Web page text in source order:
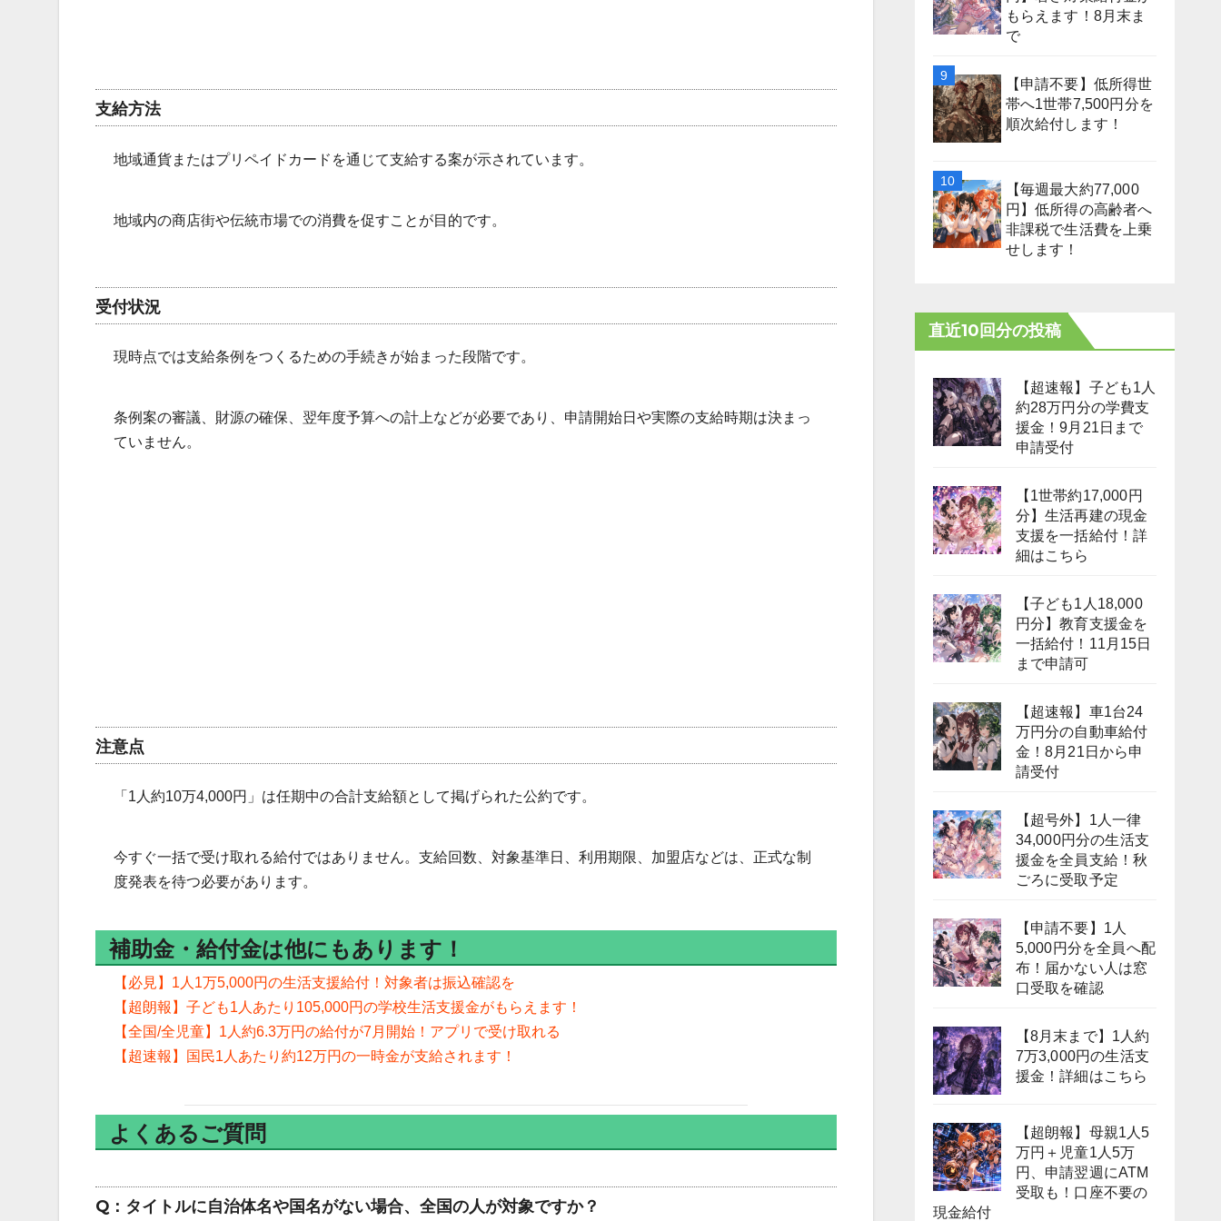
支給方法
地域通貨またはプリペイドカードを通じて支給する案が示されています。
地域内の商店街や伝統市場での消費を促すことが目的です。
受付状況
現時点では支給条例をつくるための手続きが始まった段階です。
条例案の審議、財源の確保、翌年度予算への計上などが必要であり、申請開始日や実際の支給時期は決まっ
ていません。
注意点
「1人約10万4,000円」は任期中の合計支給額として掲げられた公約です。
今すぐ一括で受け取れる給付ではありません。支給回数、対象基準日、利用期限、加盟店などは、正式な制
度発表を待つ必要があります。
補助金・給付金は他にもあります！
【必見】1人1万5,000円の生活支援給付！対象者は振込確認を
【超朗報】子ども1人あたり105,000円の学校生活支援金がもらえます！
【全国/全児童】1人約6.3万円の給付が7月開始！アプリで受け取れる
【超速報】国民1人あたり約12万円の一時金が支給されます！
よくあるご質問
Q：タイトルに自治体名や国名がない場合、全国の人が対象ですか？
もらえます！8月末ま
で
【申請不要】低所得世
帯へ1世帯7,500円分を
順次給付します！
【毎週最大約77,000
円】低所得の高齢者へ
非課税で生活費を上乗
せします！
直近10回分の投稿
【超速報】子ども1人
約28万円分の学費支
援金！9月21日まで
申請受付
【1世帯約17,000円
分】生活再建の現金
支援を一括給付！詳
細はこちら
【子ども1人18,000
円分】教育支援金を
一括給付！11月15日
まで申請可
【超速報】車1台24
万円分の自動車給付
金！8月21日から申
請受付
【超号外】1人一律
34,000円分の生活支
援金を全員支給！秋
ごろに受取予定
【申請不要】1人
5,000円分を全員へ配
布！届かない人は窓
口受取を確認
【8月末まで】1人約
7万3,000円の生活支
援金！詳細はこちら
【超朗報】母親1人5
万円＋児童1人5万
円、申請翌週にATM
受取も！口座不要の
現金給付